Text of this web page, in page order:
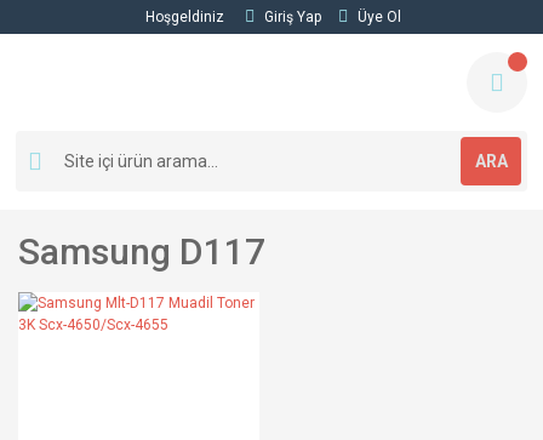
Hoşgeldiniz Giriş Yap Üye Ol
ARA
Samsung D117